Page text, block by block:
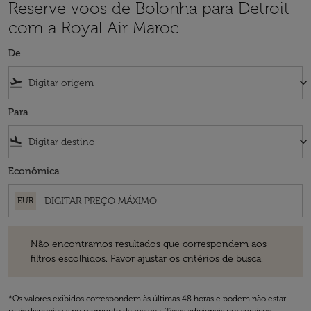
Reserve voos de Bolonha para Detroit
com a Royal Air Maroc
De
flight_takeoff keyboard_arrow_down
Para
flight_land keyboard_arrow_down
Econômica
EUR
Não encontramos resultados que correspondem aos
filtros escolhidos. Favor ajustar os critérios de busca.
*Os valores exibidos correspondem às últimas 48 horas e podem não estar